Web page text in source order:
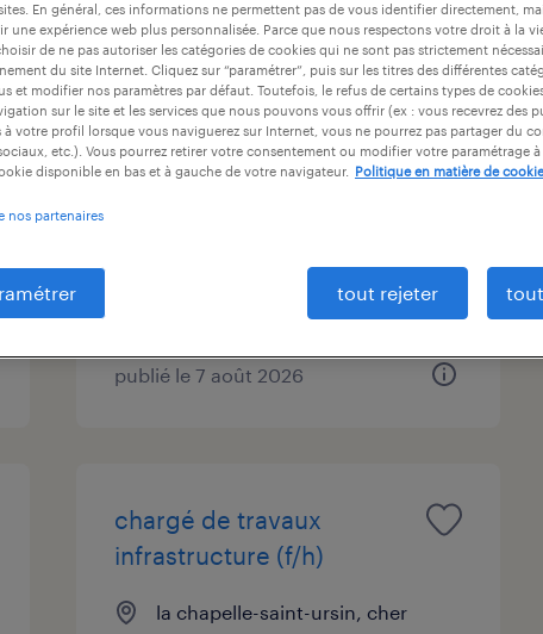
durée du contrat niveau d'expérience
programmeur régleur sur
cn (f/h)
12,50 € - 13,50 € par heure
publié le 7 août 2026
chargé de travaux
infrastructure (f/h)
la chapelle-saint-ursin, cher
En général, ces informations ne permettent pas de vous identifier directement,
une expérience web plus personnalisée. Parce que nous respectons votre droit à la
de ne pas autoriser les catégories de cookies qui ne sont pas strictement
du site Internet. Cliquez sur “paramétrer”, puis sur les titres des différentes
et modifier nos paramètres par défaut. Toutefois, le refus de certains types de
sur le site et les services que nous pouvons vous offrir (ex : vous recevrez des
à votre profil lorsque vous naviguerez sur Internet, vous ne pourrez pas partager du
etc.). Vous pourrez retirer votre consentement ou modifier votre paramétrage
disponible en bas et à gauche de votre navigateur.
Politique en matière de cookie
nos partenaires
tout rejeter